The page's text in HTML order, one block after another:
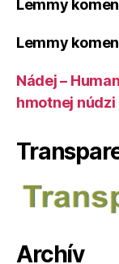
Lemmy
Lemmy
Nádej –
hmotnej núdzi
Archív